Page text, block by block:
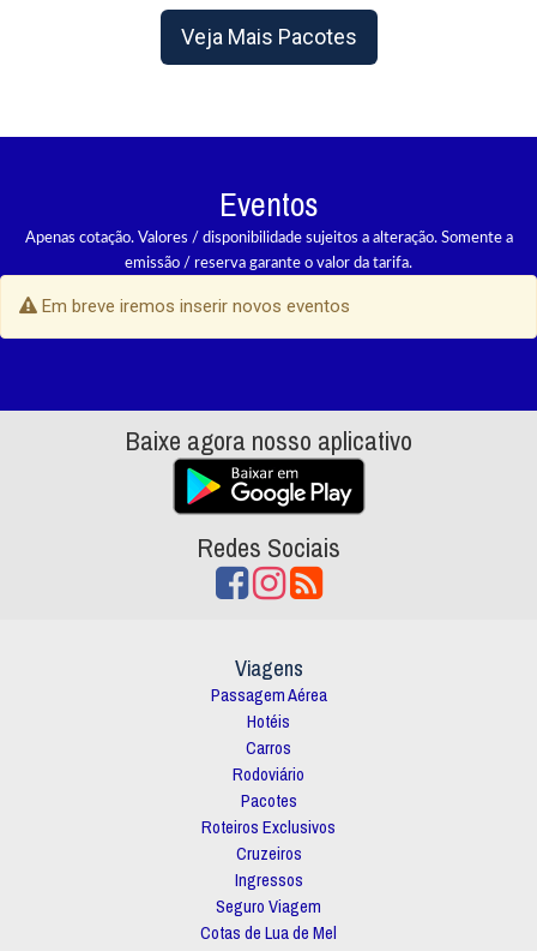
Veja Mais Pacotes
Eventos
Apenas cotação. Valores / disponibilidade sujeitos a alteração. Somente a
emissão / reserva garante o valor da tarifa.
Em breve iremos inserir novos eventos
Baixe agora nosso aplicativo
Redes Sociais
Viagens
Passagem Aérea
Hotéis
Carros
Rodoviário
Pacotes
Roteiros Exclusivos
Cruzeiros
Ingressos
Seguro Viagem
Cotas de Lua de Mel